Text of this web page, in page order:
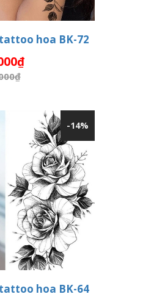
GIỎ HÀNG
hoa BK-72
-14%
hoa BK-64